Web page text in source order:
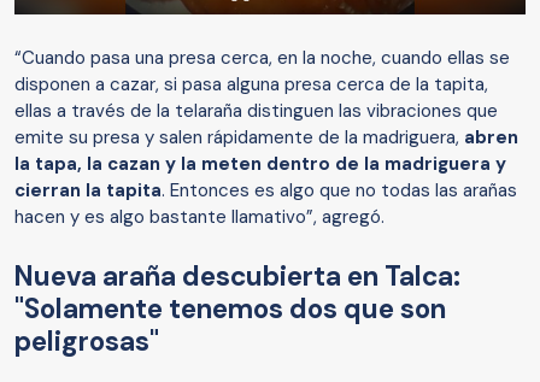
“Cuando pasa una presa cerca, en la noche, cuando ellas se
disponen a cazar, si pasa alguna presa cerca de la tapita,
ellas a través de la telaraña distinguen las vibraciones que
emite su presa y salen rápidamente de la madriguera, abren
la tapa, la cazan y la meten dentro de la madriguera y
cierran la tapita. Entonces es algo que no todas las arañas
hacen y es algo bastante llamativo”, agregó.
Nueva araña descubierta en Talca:
"Solamente tenemos dos que son
peligrosas"